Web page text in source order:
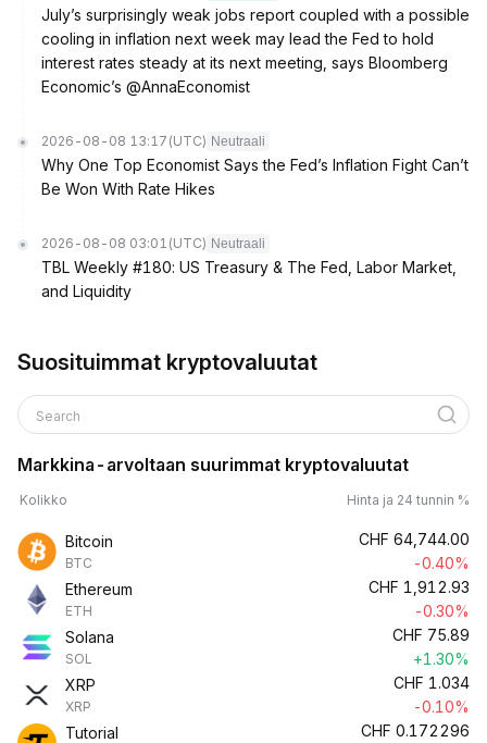
July’s surprisingly weak jobs report coupled with a possible
cooling in inflation next week may lead the Fed to hold
interest rates steady at its next meeting, says Bloomberg
Economic’s @AnnaEconomist
2026-08-08 13:17 (UTC) Neutraali
Why One Top Economist Says the Fed’s Inflation Fight Can’t
Be Won With Rate Hikes
2026-08-08 03:01 (UTC) Neutraali
TBL Weekly #180: US Treasury & The Fed, Labor Market,
and Liquidity
Suosituimmat kryptovaluutat
Search
Markkina-arvoltaan suurimmat kryptovaluutat
Kolikko Hinta ja 24 tunnin %
Bitcoin
BTC
CHF 64,744.00
-0.40%
Ethereum
ETH
CHF 1,912.93
-0.30%
Solana
SOL
CHF 75.89
+1.30%
XRP
XRP
CHF 1.034
-0.10%
Tutorial
CHF 0.172296